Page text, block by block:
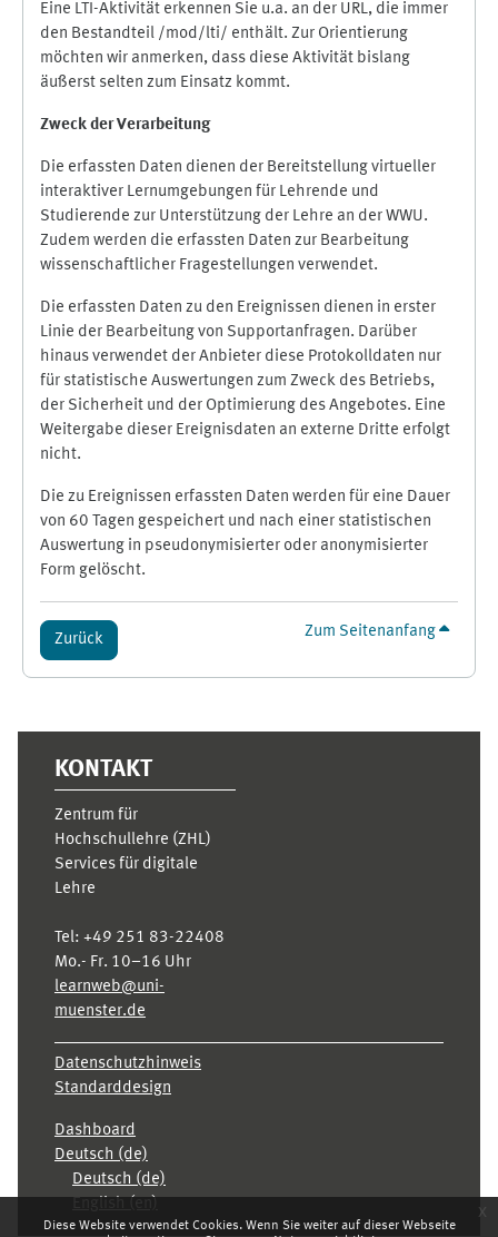
Diese Website verwendet Cookies. Wenn Sie weiter auf dieser Webseite
x
Eine LTI-Aktivität erkennen Sie u.a. an der URL, die immer
den Bestandteil /mod/lti/ enthält. Zur Orientierung
möchten wir anmerken, dass diese Aktivität bislang
äußerst selten zum Einsatz kommt.
Zweck der Verarbeitung
Die erfassten Daten dienen der Bereitstellung virtueller
interaktiver Lernumgebungen für Lehrende und
Studierende zur Unterstützung der Lehre an der WWU.
Zudem werden die erfassten Daten zur Bearbeitung
wissenschaftlicher Fragestellungen verwendet.
Die erfassten Daten zu den Ereignissen dienen in erster
Linie der Bearbeitung von Supportanfragen. Darüber
hinaus verwendet der Anbieter diese Protokolldaten nur
für statistische Auswertungen zum Zweck des Betriebs,
der Sicherheit und der Optimierung des Angebotes. Eine
Weitergabe dieser Ereignisdaten an externe Dritte erfolgt
nicht.
Die zu Ereignissen erfassten Daten werden für eine Dauer
von 60 Tagen gespeichert und nach einer statistischen
Auswertung in pseudonymisierter oder anonymisierter
Form gelöscht.
Zurück Zum Seitenanfang
KONTAKT
Zentrum für
Hochschullehre (ZHL)
Services für digitale
Lehre
Tel: +49 251 83-22408
Mo.- Fr. 10–16 Uhr
learnweb@uni-
muenster.de
Datenschutzhinweis
Standarddesign
Dashboard
Deutsch ‎(de)‎
Deutsch ‎(de)‎